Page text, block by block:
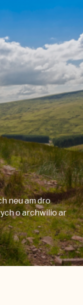
neu am dro
o archwilio ar